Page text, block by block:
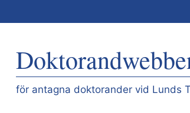
för antagna doktorander vid Lunds